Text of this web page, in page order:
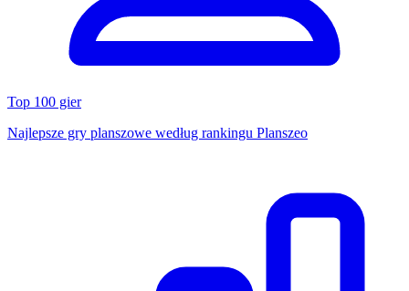
Top 100 gier
Najlepsze gry planszowe według rankingu Planszeo